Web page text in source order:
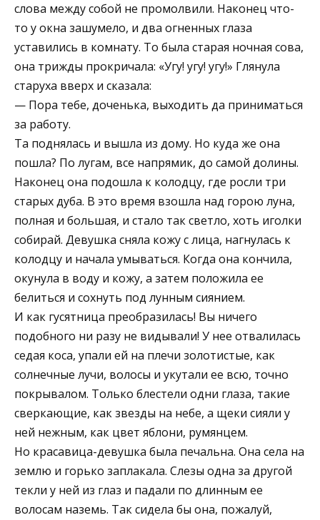
слова между собой не промолвили. Наконец что-
то у окна зашумело, и два огненных глаза
уставились в комнату. То была старая ночная сова,
она трижды прокричала: «Угу! угу! угу!» Глянула
старуха вверх и сказала:
— Пора тебе, доченька, выходить да приниматься
за работу.
Та поднялась и вышла из дому. Но куда же она
пошла? По лугам, все напрямик, до самой долины.
Наконец она подошла к колодцу, где росли три
старых дуба. В это время взошла над горою луна,
полная и большая, и стало так светло, хоть иголки
собирай. Девушка сняла кожу с лица, нагнулась к
колодцу и начала умываться. Когда она кончила,
окунула в воду и кожу, а затем положила ее
белиться и сохнуть под лунным сиянием.
И как гусятница преобразилась! Вы ничего
подобного ни разу не видывали! У нее отвалилась
седая коса, упали ей на плечи золотистые, как
солнечные лучи, волосы и укутали ее всю, точно
покрывалом. Только блестели одни глаза, такие
сверкающие, как звезды на небе, а щеки сияли у
ней нежным, как цвет яблони, румянцем.
Но красавица-девушка была печальна. Она села на
землю и горько заплакала. Слезы одна за другой
текли у ней из глаз и падали по длинным ее
волосам наземь. Так сидела бы она, пожалуй,